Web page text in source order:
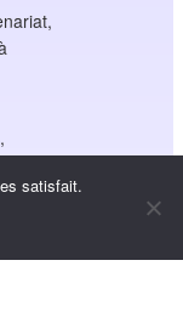
satisfait.